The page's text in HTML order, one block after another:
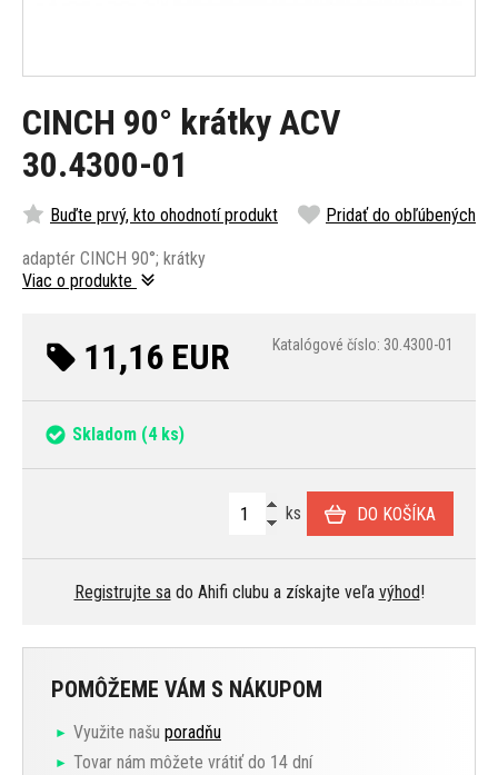
CINCH 90° krátky ACV
30.4300-01
Buďte prvý, kto ohodnotí produkt Pridať do obľúbených
adaptér CINCH 90°; krátky
Viac o produkte
11,16 EUR Katalógové číslo: 30.4300-01
Skladom (4 ks)
ks DO KOŠÍKA
Registrujte sado Ahifi clubu a získajte veľa výhod!
POMÔŽEME VÁM S NÁKUPOM
Využite našu poradňu
Tovar nám môžete vrátiť do 14 dní